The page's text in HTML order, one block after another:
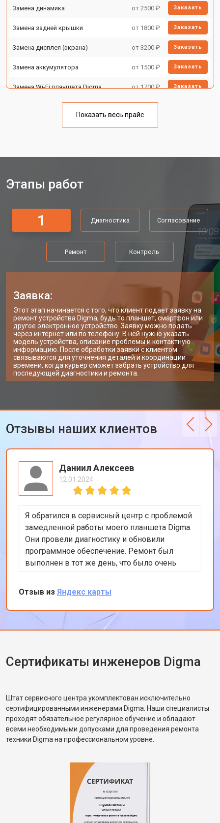
Замена динамика от 2500 ₽ Заказать
Замена задней крышки от 1800 ₽ Заказать
Замена дисплея (экрана) от 3200 ₽ Заказать
Замена аккумулятора от 1500 ₽ Заказать
Замена Wi-Fi планшета Digma от 1700 ₽ Заказать
Замена кнопок планшета Digma от 1750 ₽
Показать весь прайс
Этапы работ
1 Диагностика Согласование
Ремонт Контроль
Заявка:
Этот этап начинается с того, что клиент подает заявку на
ремонт устройства Digma, будь то планшет, смартфон или
другое электронное устройство. Заявку можно подать
через интернет или по телефону. В ней нужно указать
модель устройства, описание проблемы и контактную
информацию. После обработки заявки с клиентом
связываются для уточнения деталей и координации
времени, когда курьер сможет забрать устройство для
последующей диагностики и ремонта.
Отзывы наших клиентов
Даниил Алексеев
12.01.2024
Я обратился в сервисный центр с проблемой
замедленной работы моего планшета Digma.
Они провели диагностику и обновили
программное обеспечение. Ремонт был
выполнен в тот же день, что было очень
удобно. Теперь планшет работает гораздо
быстрее. Я доволен качеством
обслуживания и профессионализмом
персонала. Спасибо за отличную работу!
Отзыв из Яндекс карты
Сертификаты инженеров Digma
Штат сервисного центра укомплектован исключительно
сертифицированными инженерами Digma. Наши специалисты
проходят обязательное регулярное обучение и обладают
всеми необходимыми допусками для проведения ремонта
техники Digma на профессиональном уровне.